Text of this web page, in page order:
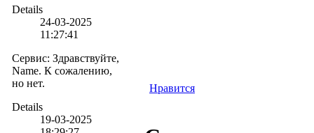
Details
24-03-2025
11:27:41
Сервис: Здравствуйте,
Name. К сожалению,
но нет.
Details
19-03-2025
Нравится